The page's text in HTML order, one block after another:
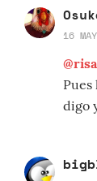
16
digo